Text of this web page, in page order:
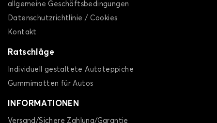
allgemeine Geschäftsbedingungen
Datenschutzrichtlinie / Cookies
Kontakt
Ratschläge
Individuell gestaltete Autoteppiche
Gummimatten für Autos
INFORMATIONEN
Versand/Sichere Zahlung/Garantie